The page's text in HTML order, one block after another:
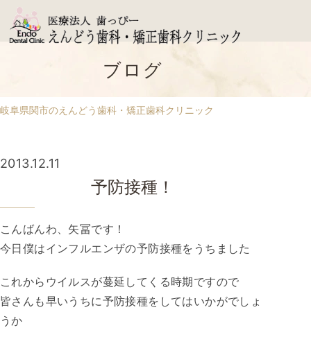
ブログ
岐阜県関市のえんどう歯科・矯正歯科クリニック
予防接種！
2013.12.11
こんばんわ、矢冨です！
今日僕はインフルエンザの予防接種をうちました
これからウイルスが蔓延してくる時期ですので
皆さんも早いうちに予防接種をしてはいかがでしょ
うか